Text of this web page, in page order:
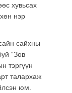
хувьсах
нэр
сайхны
“Зөв
тэргүүн
талархаж
юм.